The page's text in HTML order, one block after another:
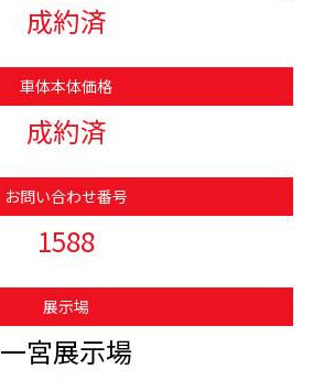
成約済
車体本体価格
成約済
お問い合わせ番号
1588
展示場
一宮展示場